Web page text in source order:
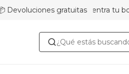
Devoluciones gratuitasEncuentra tu
¿Qué estás
Icónico desde 1981